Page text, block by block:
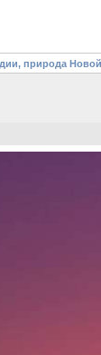
природа